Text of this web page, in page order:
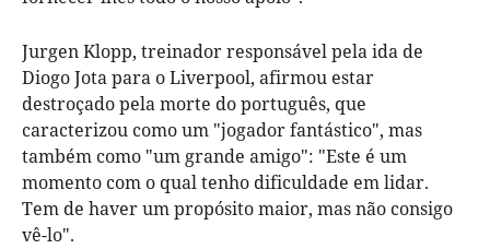
Jurgen Klopp, treinador responsável pela ida de
Diogo Jota para o Liverpool, afirmou estar
destroçado pela morte do português, que
caracterizou como um "jogador fantástico", mas
também como "um grande amigo": "Este é um
momento com o qual tenho dificuldade em lidar.
Tem de haver um propósito maior, mas não consigo
vê-lo".